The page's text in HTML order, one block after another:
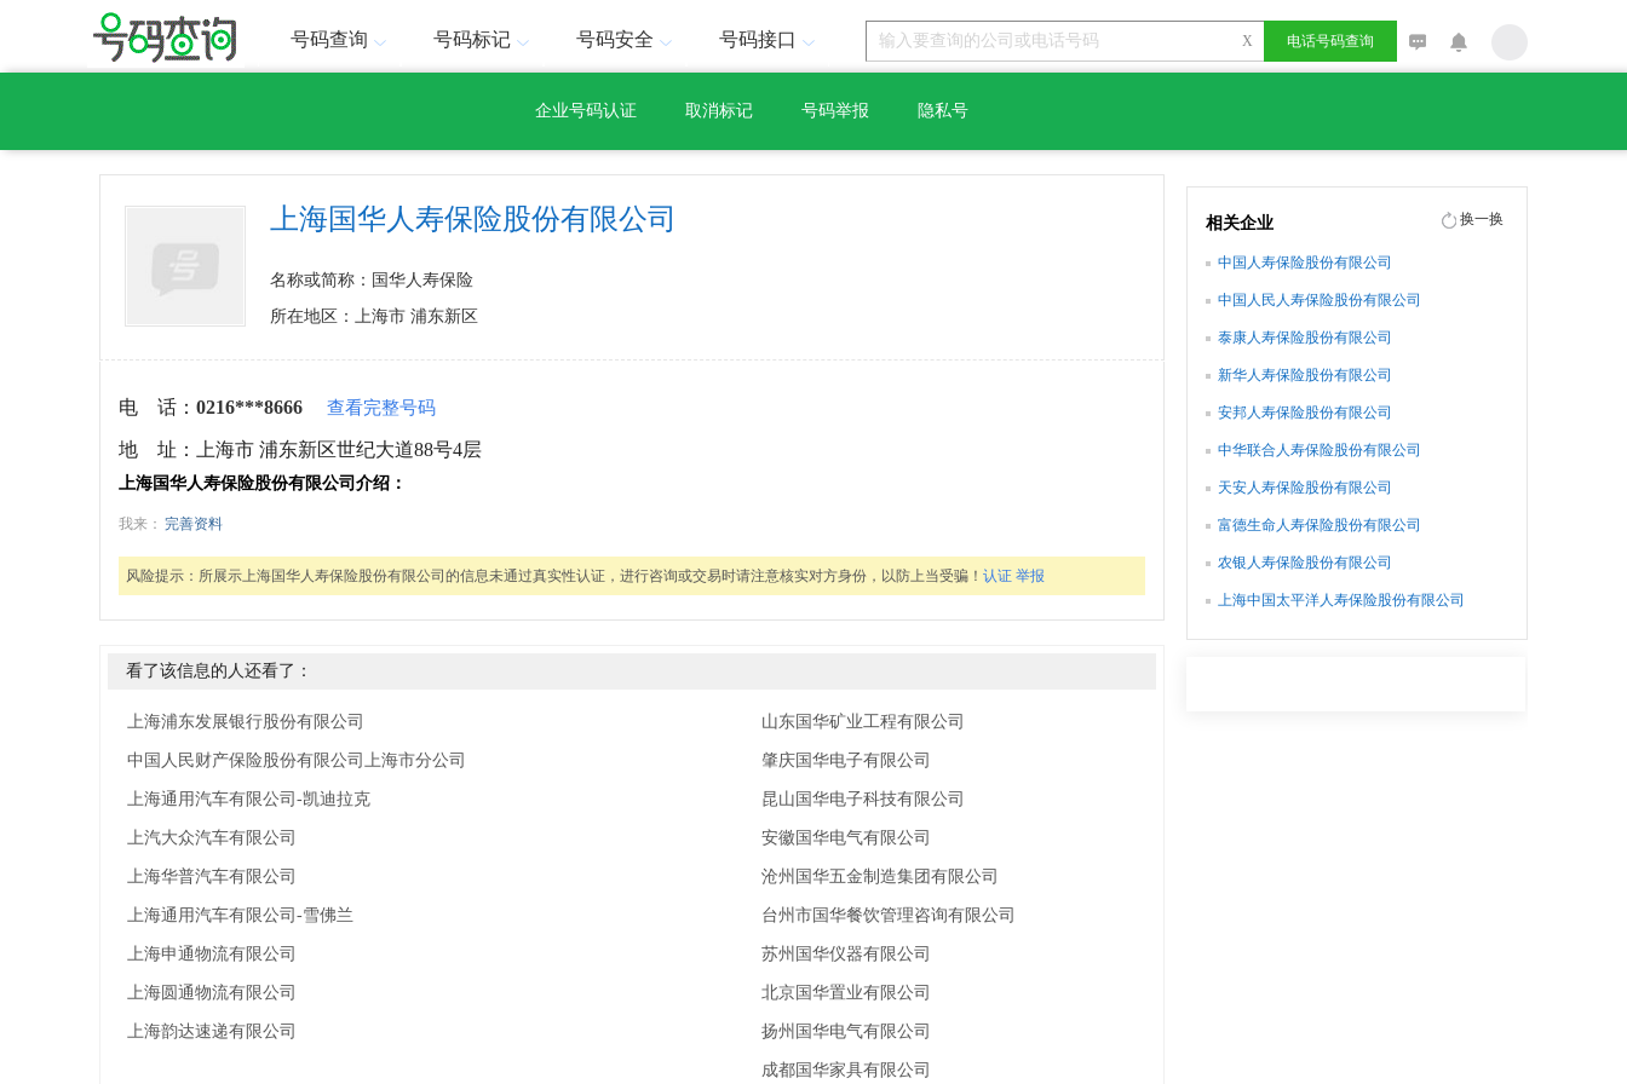
号码查询 号码标记 号码安全 号码接口 X 电话号码查询
企业号码认证 取消标记 号码举报 隐私号
上海国华人寿保险股份有限公司
名称或简称：国华人寿保险
所在地区：上海市 浦东新区
电 话： 0216***8666 查看完整号码
地 址： 上海市 浦东新区世纪大道88号4层
上海国华人寿保险股份有限公司介绍：
我来： 完善资料
风险提示： 所展示上海国华人寿保险股份有限公司的信息未通过真实性认证，进行咨询或交易时请注意核实对方身份，以防上当受骗！ 认证 举报
看了该信息的人还看了：
上海浦东发展银行股份有限公司
中国人民财产保险股份有限公司上海市分公司
上海通用汽车有限公司-凯迪拉克
上汽大众汽车有限公司
上海华普汽车有限公司
上海通用汽车有限公司-雪佛兰
上海申通物流有限公司
上海圆通物流有限公司
上海韵达速递有限公司
山东国华矿业工程有限公司
肇庆国华电子有限公司
昆山国华电子科技有限公司
安徽国华电气有限公司
沧州国华五金制造集团有限公司
台州市国华餐饮管理咨询有限公司
苏州国华仪器有限公司
北京国华置业有限公司
扬州国华电气有限公司
成都国华家具有限公司
相关企业 换一换
中国人寿保险股份有限公司
中国人民人寿保险股份有限公司
泰康人寿保险股份有限公司
新华人寿保险股份有限公司
安邦人寿保险股份有限公司
中华联合人寿保险股份有限公司
天安人寿保险股份有限公司
富德生命人寿保险股份有限公司
农银人寿保险股份有限公司
上海中国太平洋人寿保险股份有限公司